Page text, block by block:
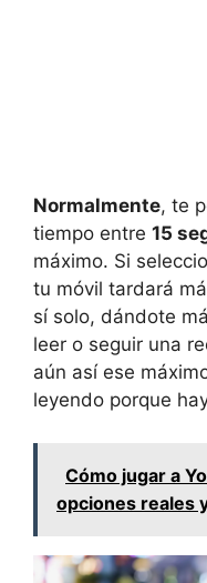
Normalmente, te
tiempo entre 15
máximo. Si
tu móvil tardará
sí solo, dándote
leer o seguir una
aún así ese
leyendo porque
Cómo jugar a
opciones reales